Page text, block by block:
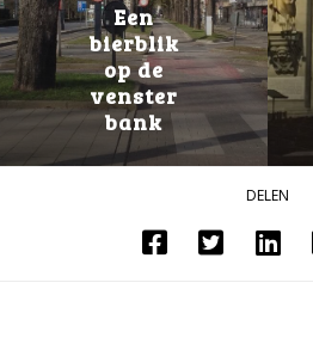
Een
bierblik
op de
venster
bank
DELEN